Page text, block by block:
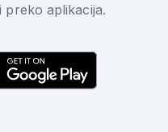
preko aplikacija.